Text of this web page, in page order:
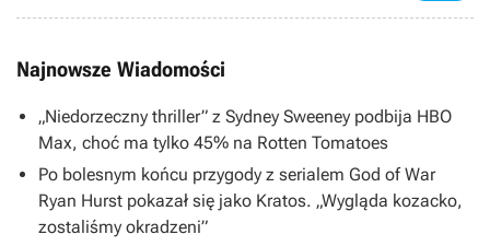
Najnowsze Wiadomości
„Niedorzeczny thriller” z Sydney Sweeney podbija HBO
Max, choć ma tylko 45% na Rotten Tomatoes
Po bolesnym końcu przygody z serialem God of War
Ryan Hurst pokazał się jako Kratos. „Wygląda kozacko,
zostaliśmy okradzeni”